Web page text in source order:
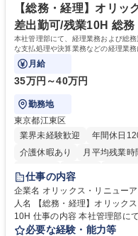
ます。 学歴・資格 学歴：大学院 大学 高専 短大 専修学校 高校 語学力：
資格：
【総務・経理】オリッ
差出勤可/残業10H 総務
本社管理部にて、経理業務および総
な支払処理や決算業務などの経理業
対策など幅広い総務業務もお任せしま
月給
35万円～40万円
勤務地
東京都江東区
業界未経験歓迎
年間休日
介護休暇あり
月平均残業時
研修あり
在宅OK
駅近5分以内
資格取得手当
仕事の内容
企業名 オリックス・リニューア
人名 【総務・経理】オリック
10H 仕事の内容 本社管理部にて、経理業務および総務業務を主担当とし
てご担当いただきます。 日常
必要な経験・能力等